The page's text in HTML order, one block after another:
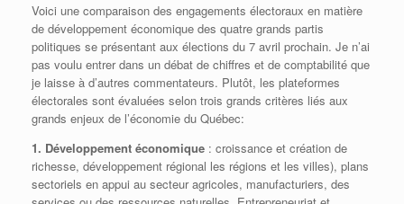
Voici une comparaison des engagements électoraux en matière
de développement économique des quatre grands partis
politiques se présentant aux élections du 7 avril prochain. Je n’ai
pas voulu entrer dans un débat de chiffres et de comptabilité que
je laisse à d’autres commentateurs. Plutôt, les plateformes
électorales sont évaluées selon trois grands critères liés aux
grands enjeux de l’économie du Québec:
1. Développement économique : croissance et création de
richesse, développement régional les régions et les villes), plans
sectoriels en appui au secteur agricoles, manufacturiers, des